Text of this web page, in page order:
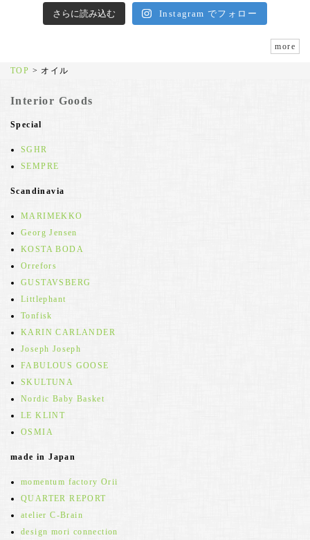
さらに読み込む Instagram でフォロー
more
TOP > オイル
Interior Goods
Special
SGHR
SEMPRE
Scandinavia
MARIMEKKO
Georg Jensen
KOSTA BODA
Orrefors
GUSTAVSBERG
Littlephant
Tonfisk
KARIN CARLANDER
Joseph Joseph
FABULOUS GOOSE
SKULTUNA
Nordic Baby Basket
LE KLINT
OSMIA
made in Japan
momentum factory Orii
QUARTER REPORT
atelier C-Brain
design mori connection